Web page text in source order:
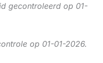
gecontroleerd op 01-
op 01-01-2026.